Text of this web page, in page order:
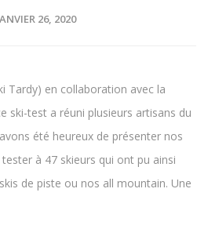
26, 2020
Tardy) en collaboration avec la
ski-test a réuni plusieurs artisans du
été heureux de présenter nos
à 47 skieurs qui ont pu ainsi
de piste ou nos all mountain. Une